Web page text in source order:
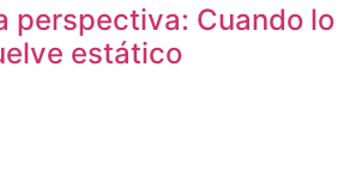
perspectiva: Cuando lo
estático